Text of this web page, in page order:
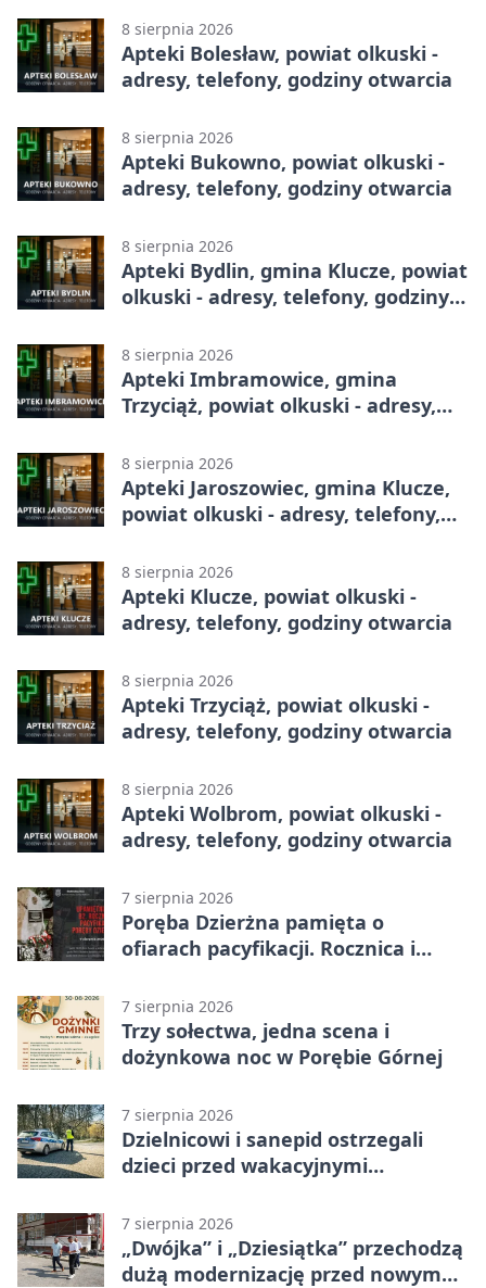
8 sierpnia 2026
Apteki Bolesław, powiat olkuski -
adresy, telefony, godziny otwarcia
8 sierpnia 2026
Apteki Bukowno, powiat olkuski -
adresy, telefony, godziny otwarcia
8 sierpnia 2026
Apteki Bydlin, gmina Klucze, powiat
olkuski - adresy, telefony, godziny
8 sierpnia 2026
Apteki Imbramowice, gmina
Trzyciąż, powiat olkuski - adresy,
8 sierpnia 2026
Apteki Jaroszowiec, gmina Klucze,
powiat olkuski - adresy, telefony,
8 sierpnia 2026
Apteki Klucze, powiat olkuski -
adresy, telefony, godziny otwarcia
8 sierpnia 2026
Apteki Trzyciąż, powiat olkuski -
adresy, telefony, godziny otwarcia
8 sierpnia 2026
Apteki Wolbrom, powiat olkuski -
adresy, telefony, godziny otwarcia
7 sierpnia 2026
Poręba Dzierżna pamięta o
ofiarach pacyfikacji. Rocznica i
7 sierpnia 2026
Trzy sołectwa, jedna scena i
dożynkowa noc w Porębie Górnej
7 sierpnia 2026
Dzielnicowi i sanepid ostrzegali
dzieci przed wakacyjnymi
7 sierpnia 2026
„Dwójka” i „Dziesiątka” przechodzą
dużą modernizację przed nowym